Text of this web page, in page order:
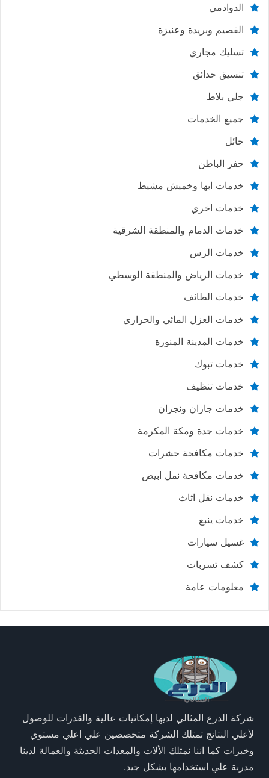
الدوادمي
القصيم وبريدة وعنيزة
تسليك مجاري
تنسيق حدائق
جلي بلاط
جميع الخدمات
حائل
حفر الباطن
خدمات ابها وخميش مشيط
خدمات اخري
خدمات الدمام والمنطقة الشرقية
خدمات الرس
خدمات الرياض والمنطقة الوسطي
خدمات الطائف
خدمات العزل المائي والحراري
خدمات المدينة المنورة
خدمات تبوك
خدمات تنظيف
خدمات جازان ونجران
خدمات جدة ومكة المكرمة
خدمات مكافحة حشرات
خدمات مكافحة نمل ابيض
خدمات نقل اثاث
خدمات ينبع
غسيل سيارات
كشف تسربات
معلومات عامة
شركة الدرع المثالي لديها إمكانيات عالية والقدرات للوصول
لأعلي النتائج تمتلك الشركة متخصصين علي اعلي مستوي
وخبرات كما اننا نمتلك الألات والمعدات الحديثة والعمالة لدينا
مدربة علي استخدامها بشكل جيد.